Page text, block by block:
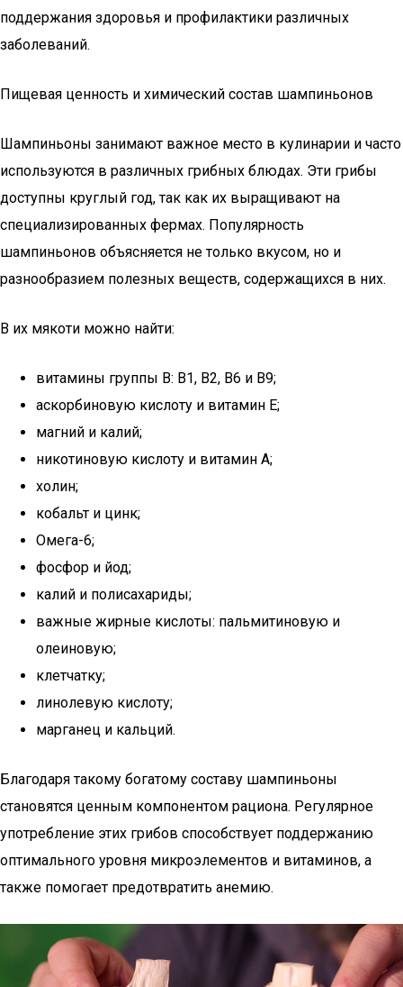
поддержания здоровья и профилактики различных
заболеваний.
Пищевая ценность и химический состав шампиньонов
Шампиньоны занимают важное место в кулинарии и часто
используются в различных грибных блюдах. Эти грибы
доступны круглый год, так как их выращивают на
специализированных фермах. Популярность
шампиньонов объясняется не только вкусом, но и
разнообразием полезных веществ, содержащихся в них.
В их мякоти можно найти:
витамины группы В: В1, В2, В6 и В9;
аскорбиновую кислоту и витамин Е;
магний и калий;
никотиновую кислоту и витамин А;
холин;
кобальт и цинк;
Омега-6;
фосфор и йод;
калий и полисахариды;
важные жирные кислоты: пальмитиновую и
олеиновую;
клетчатку;
линолевую кислоту;
марганец и кальций.
Благодаря такому богатому составу шампиньоны
становятся ценным компонентом рациона. Регулярное
употребление этих грибов способствует поддержанию
оптимального уровня микроэлементов и витаминов, а
также помогает предотвратить анемию.